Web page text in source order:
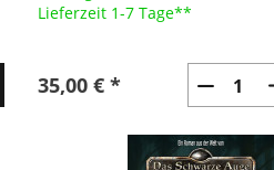
Lieferzeit 1-7 Tage**
35,00 € *